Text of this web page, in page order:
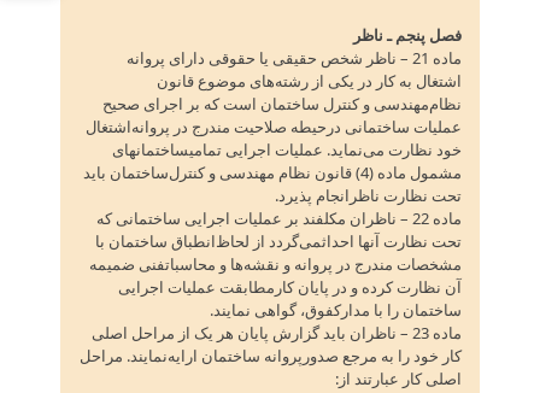
فصل پنجم ـ ناظر
ماده 21 – ناظر شخص حقیقی یا حقوقی دارای پروانه
اشتغال به کار در یکی از رشته‌های موضوع قانون
نظام‌مهندسی و کنترل ساختمان است که بر اجرای صحیح
عملیات ساختمانی درحیطه صلاحیت مندرج در پروانه‌اشتغال
خود نظارت می‌نماید. عملیات اجرایی تمامیساختمانهای
مشمول ماده (4) قانون نظام مهندسی و کنترل‌ساختمان باید
تحت نظارت ناظرانجام پذیرد.
ماده 22 – ناظران مکلفند بر عملیات اجرایی ساختمانی که
تحت نظارت آنها احداثمی‌گردد از لحاظ‌انطباق ساختمان با
مشخصات مندرج در پروانه و نقشه‌ها و محاسباتفنی ضمیمه
آن نظارت کرده و در پایان کارمطابقت عملیات اجرایی
ساختمان را با مدارکفوق‌، گواهی نمایند.
ماده 23 – ناظران باید گزارش پایان هر یک از مراحل اصلی
کار خود را به مرجع صدورپروانه ساختمان ارایه‌نمایند. مراحل
اصلی کار عبارتند از: